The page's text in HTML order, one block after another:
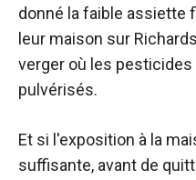
donné la faible assiette
leur maison sur
verger où les
pulvérisés.
Et si l'exposition à la
suffisante, avant de